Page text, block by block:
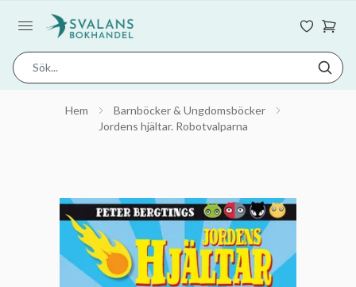
Hem
Barnböcker & Ungdomsböcker
Jordens hjältar. Robotvalparna